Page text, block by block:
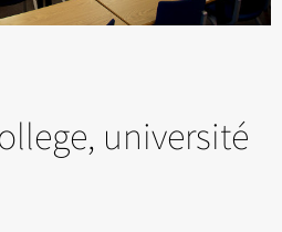
université